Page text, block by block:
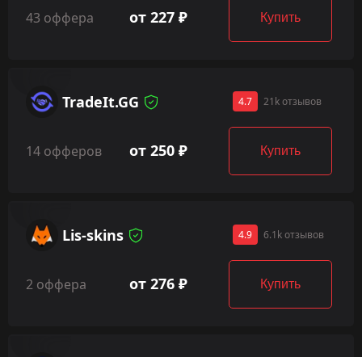
43 оффера от 227 ₽ Купить
TradeIt.GG 4.7 21k отзывов
14 офферов от 250 ₽ Купить
Lis-skins 4.9 6.1k отзывов
2 оффера от 276 ₽ Купить